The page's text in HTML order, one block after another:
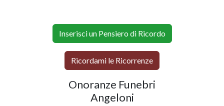
Inserisci un Pensiero di Ricordo
Ricordami le Ricorrenze
Onoranze Funebri
Angeloni